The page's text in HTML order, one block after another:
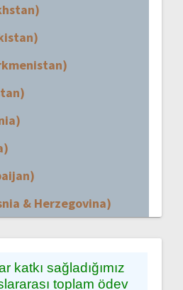
& Herzegovina)
katkı sağladığımız
toplam ödev